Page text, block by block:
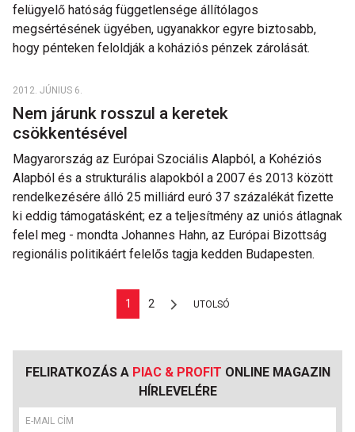
felügyelő hatóság függetlensége állítólagos
megsértésének ügyében, ugyanakkor egyre biztosabb,
hogy pénteken feloldják a koháziós pénzek zárolását.
2012. JÚNIUS 6.
Nem járunk rosszul a keretek
csökkentésével
Magyarország az Európai Szociális Alapból, a Kohéziós
Alapból és a strukturális alapokból a 2007 és 2013 között
rendelkezésére álló 25 milliárd euró 37 százalékát fizette
ki eddig támogatásként; ez a teljesítmény az uniós átlagnak
felel meg - mondta Johannes Hahn, az Európai Bizottság
regionális politikáért felelős tagja kedden Budapesten.
1 2 UTOLSÓ
FELIRATKOZÁS A PIAC & PROFIT ONLINE MAGAZIN
HÍRLEVELÉRE